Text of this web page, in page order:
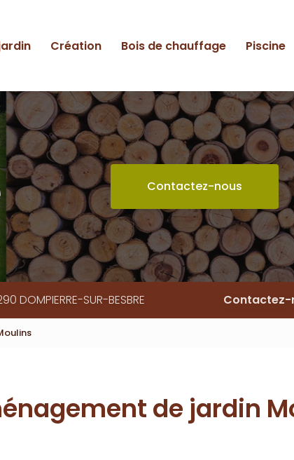
Création Bois de chauffage Piscine
Contactez-nous
DOMPIERRE-SUR-BESBRE Contactez-
de jardin